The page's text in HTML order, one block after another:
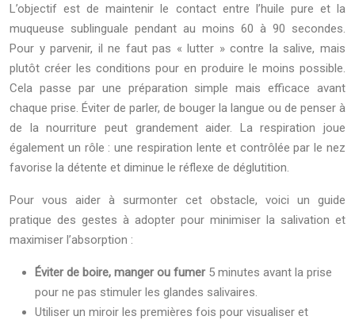
L’objectif est de maintenir le contact entre l’huile pure et la
muqueuse sublinguale pendant au moins 60 à 90 secondes.
Pour y parvenir, il ne faut pas « lutter » contre la salive, mais
plutôt créer les conditions pour en produire le moins possible.
Cela passe par une préparation simple mais efficace avant
chaque prise. Éviter de parler, de bouger la langue ou de penser à
de la nourriture peut grandement aider. La respiration joue
également un rôle : une respiration lente et contrôlée par le nez
favorise la détente et diminue le réflexe de déglutition.
Pour vous aider à surmonter cet obstacle, voici un guide
pratique des gestes à adopter pour minimiser la salivation et
maximiser l’absorption :
Éviter de boire, manger ou fumer5 minutes avant la prise
pour ne pas stimuler les glandes salivaires.
Utiliser un miroir les premières fois pour visualiser et